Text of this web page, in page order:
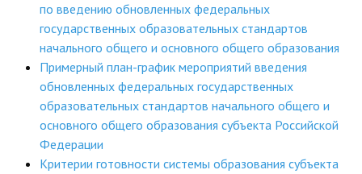
по введению обновленных федеральных
государственных образовательных стандартов
начального общего и основного общего образования
Примерный план-график мероприятий введения
обновленных федеральных государственных
образовательных стандартов начального общего и
основного общего образования субъекта Российской
Федерации
Критерии готовности системы образования субъекта